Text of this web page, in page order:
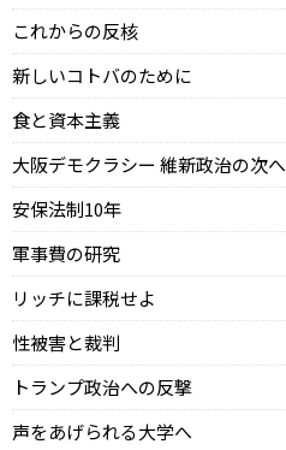
これからの反核
新しいコトバのために
食と資本主義
大阪デモクラシー 維新政治の次へ
安保法制10年
軍事費の研究
リッチに課税せよ
性被害と裁判
トランプ政治への反撃
声をあげられる大学へ